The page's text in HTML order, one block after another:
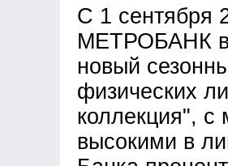
С 1 сентября
МЕТРОБАНК
новый
физических
коллекция", с
высокими в